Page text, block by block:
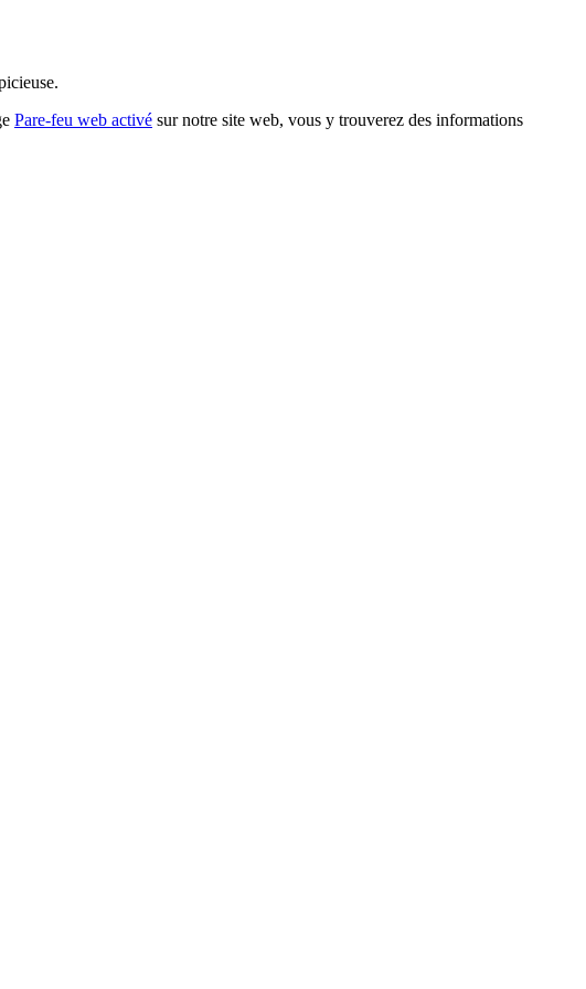
Pare-feu web activé sur notre site web, vous y trouverez des informations